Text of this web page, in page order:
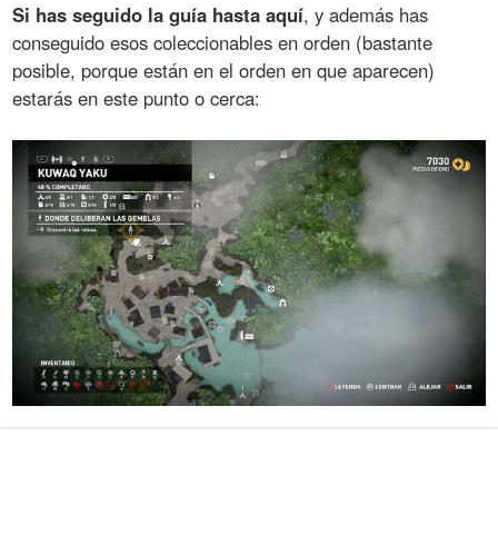
Si has seguido la guía hasta aquí, y además has
conseguido esos coleccionables en orden (bastante
posible, porque están en el orden en que aparecen)
estarás en este punto o cerca: